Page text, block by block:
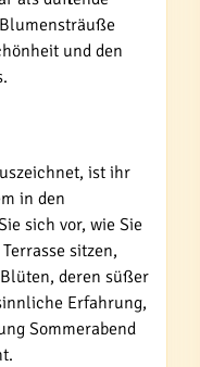
und den
ist ihr
in den
sich vor, wie Sie
sitzen,
deren süßer
Erfahrung,
Sommerabend